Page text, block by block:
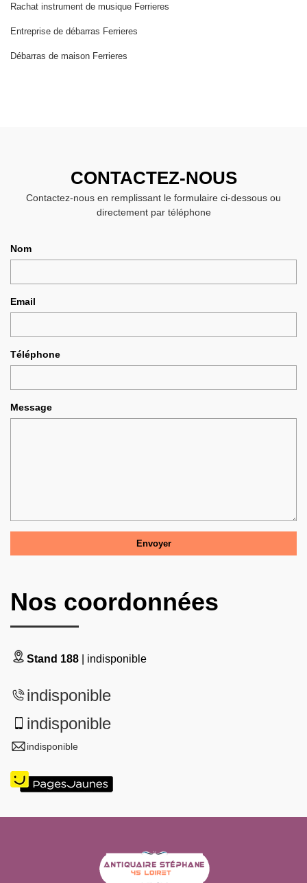
Rachat instrument de musique Ferrieres
Entreprise de débarras Ferrieres
Débarras de maison Ferrieres
CONTACTEZ-NOUS
Contactez-nous en remplissant le formulaire ci-dessous ou
directement par téléphone
Nom
Email
Téléphone
Message
Nos coordonnées
Stand 188 | indisponible
indisponible
indisponible
indisponible